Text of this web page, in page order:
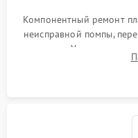
Компонентный ремонт
неисправной помпы,
жерновов. Установка
ring) и тефлоновых